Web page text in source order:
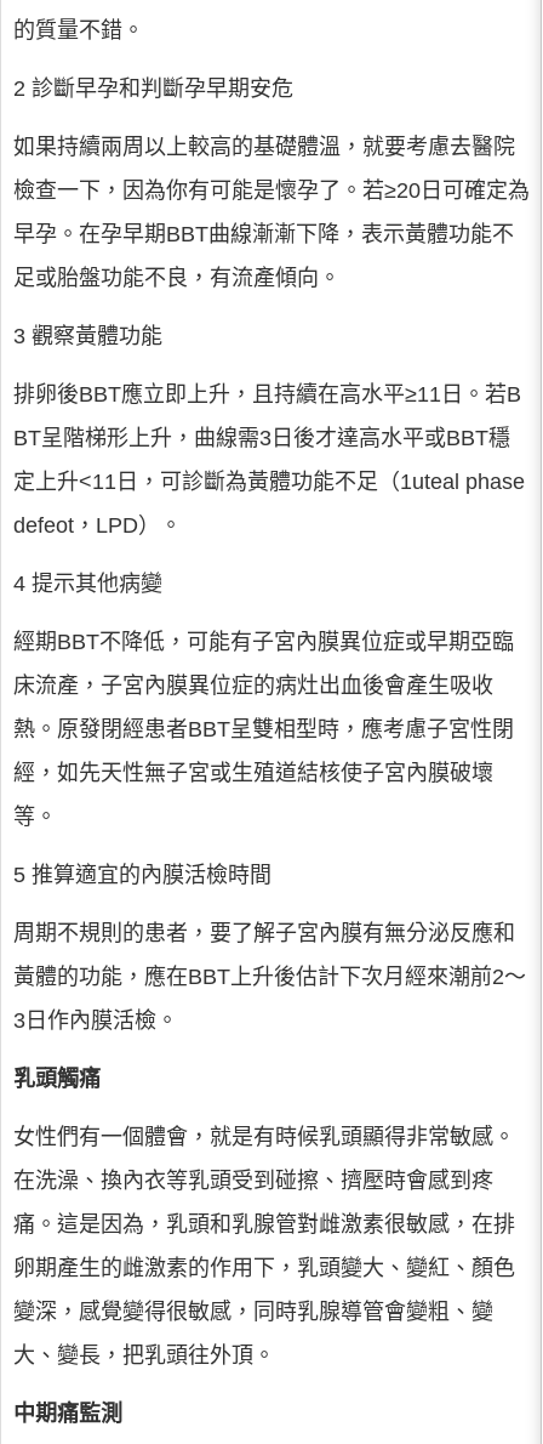
的質量不錯。
2 診斷早孕和判斷孕早期安危
如果持續兩周以上較高的基礎體溫，就要考慮去醫院
檢查一下，因為你有可能是懷孕了。若≥20日可確定為
早孕。在孕早期BBT曲線漸漸下降，表示黃體功能不
足或胎盤功能不良，有流產傾向。
3 觀察黃體功能
排卵後BBT應立即上升，且持續在高水平≥11日。若B
BT呈階梯形上升，曲線需3日後才達高水平或BBT穩
定上升<11日，可診斷為黃體功能不足（1uteal phase
defeot，LPD）。
4 提示其他病變
經期BBT不降低，可能有子宮內膜異位症或早期亞臨
床流產，子宮內膜異位症的病灶出血後會產生吸收
熱。原發閉經患者BBT呈雙相型時，應考慮子宮性閉
經，如先天性無子宮或生殖道結核使子宮內膜破壞
等。
5 推算適宜的內膜活檢時間
周期不規則的患者，要了解子宮內膜有無分泌反應和
黃體的功能，應在BBT上升後估計下次月經來潮前2～
3日作內膜活檢。
乳頭觸痛
女性們有一個體會，就是有時候乳頭顯得非常敏感。
在洗澡、換內衣等乳頭受到碰擦、擠壓時會感到疼
痛。這是因為，乳頭和乳腺管對雌激素很敏感，在排
卵期產生的雌激素的作用下，乳頭變大、變紅、顏色
變深，感覺變得很敏感，同時乳腺導管會變粗、變
大、變長，把乳頭往外頂。
中期痛監測